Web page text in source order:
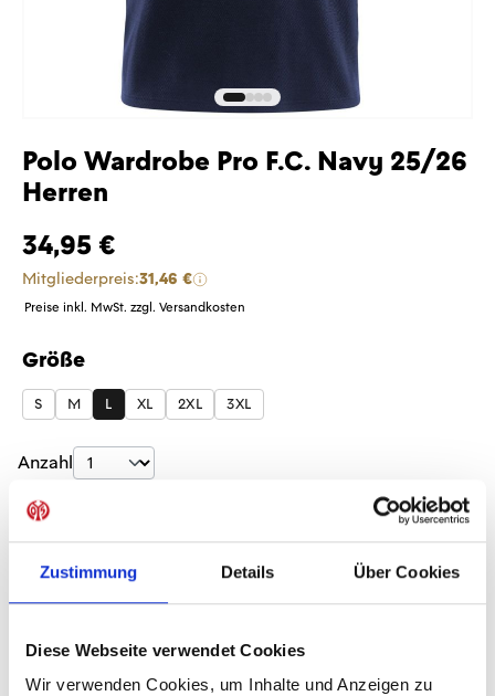
Zustimmung Details Über Cookies
Diese Webseite verwendet Cookies
Wir verwenden Cookies, um Inhalte und Anzeigen zu
Polo Wardrobe Pro F.C. Navy 25/26
Herren
34,95 €
Mitgliederpreis:31,46 €
Preise inkl. MwSt. zzgl. Versandkosten
Größe
auswählen
S M L XL 2XL 3XL
Produkt Anzahl: Gib den gewünschten
Anzahl
Sofort verfügbar, Lieferzeit: 5-7 Tage